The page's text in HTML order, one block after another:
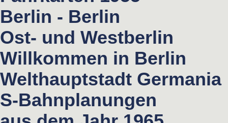
Berlin - Berlin
Ost- und Westberlin
Willkommen in Berlin
Welthauptstadt Germania
S-Bahnplanungen